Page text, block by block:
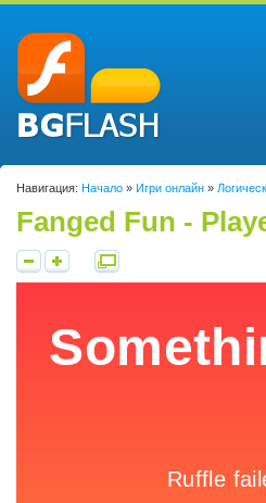
Навигация: Начало » Игри онлайн »
Fanged Fun -